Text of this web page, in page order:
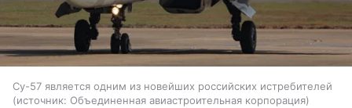
Су-57 является одним из новейших российских истребителей
источник: Объединенная авиастроительная корпорация